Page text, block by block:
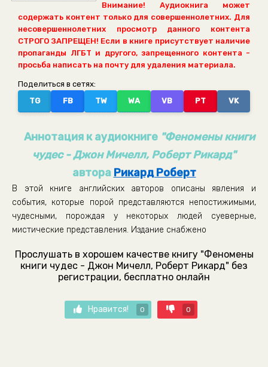
Внимание! Аудиокнига может
содержать контент только для совершеннолетних. Для
несовершеннолетних просмотр данного контента
СТРОГО ЗАПРЕЩЕН! Если в книге присутствует наличие
пропаганды ЛГБТ и другого, запрещенного контента -
просьба написать на почту для удаления материала.
Поделиться в сетях:
TG
FB TW WA VB PT VK
Аннотация к аудиокниге "Феномены книги
чудес - Джон Мичелл, Роберт Рикард"
автора Рикард Роберт
В этой книге английских авторов описаны явления и
события, которые порой представляются непостижимыми,
чудесными, порождая у некоторых людей суеверные,
мистические представления. Издание снабжено
Прослушать в хорошем качестве книгу "Феномены
книги чудес - Джон Мичелл, Роберт Рикард" без
регистрации, бесплатно онлайн
Нравится! 0 0